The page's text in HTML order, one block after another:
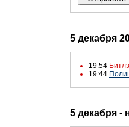
5 декабря
19:54
19:44
5 декабря -